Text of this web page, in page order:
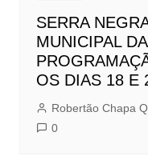
SERRA
MUNICIPAL
OS DIAS 18 E
Robertão Chapa
0